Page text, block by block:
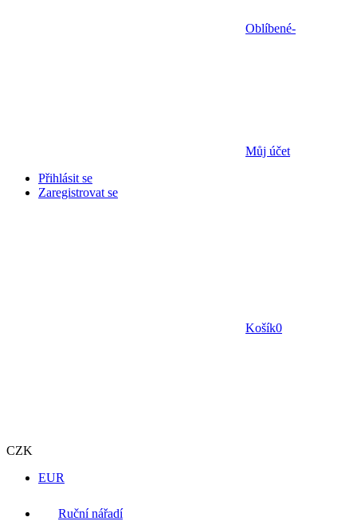
Oblíbené-
Můj účet
Přihlásit se
Zaregistrovat se
Košík0
CZK
EUR
Ruční nářadí